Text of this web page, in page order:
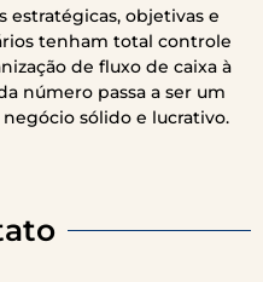
estratégicas, objetivas e
tenham total controle
de fluxo de caixa à
número passa a ser um
sólido e lucrativo.